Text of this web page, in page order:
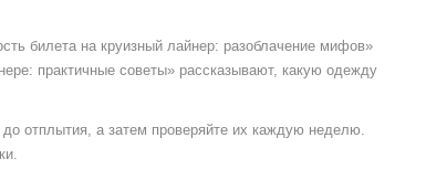
билета на круизный лайнер: разоблачение мифов»
практичные советы» рассказывают, какую одежду
отплытия, а затем проверяйте их каждую неделю.